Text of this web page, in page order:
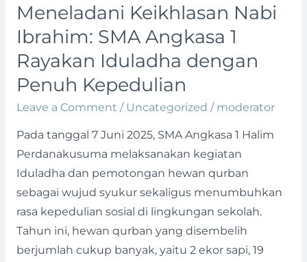
Meneladani Keikhlasan Nabi
Ibrahim: SMA Angkasa 1
Rayakan Iduladha dengan
Penuh Kepedulian
Leave a Comment / Uncategorized / moderator
Pada tanggal 7 Juni 2025, SMA Angkasa 1 Halim
Perdanakusuma melaksanakan kegiatan
Iduladha dan pemotongan hewan qurban
sebagai wujud syukur sekaligus menumbuhkan
rasa kepedulian sosial di lingkungan sekolah.
Tahun ini, hewan qurban yang disembelih
berjumlah cukup banyak, yaitu 2 ekor sapi, 19
Meneladani
Keikhlasan
Nabi
Ibrahim:
SMA
Angkasa
Penuh
Kepedulian